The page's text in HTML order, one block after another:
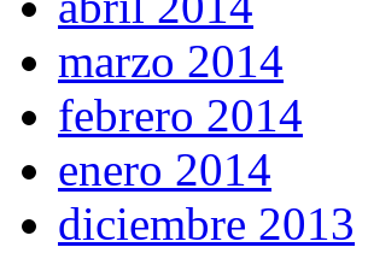
marzo 2014
febrero 2014
enero 2014
diciembre 2013